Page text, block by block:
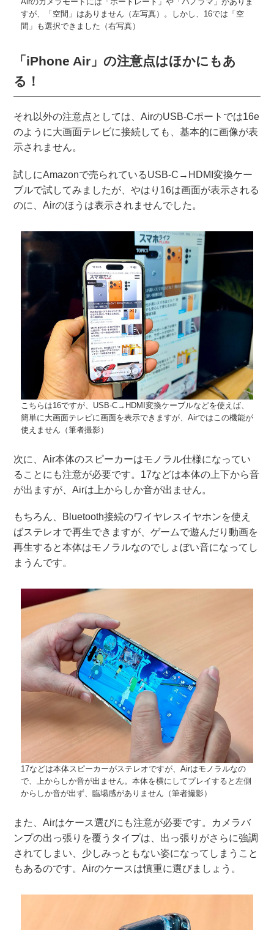
すが、「空間」はありません（左写真）。しかし、16では「空
間」も選択できました（右写真）
「iPhone Air」の注意点はほかにもあ
る！
それ以外の注意点としては、AirのUSB-Cポートでは16e
のように大画面テレビに接続しても、基本的に画像が表
示されません。
試しにAmazonで売られているUSB-C→HDMI変換ケー
ブルで試してみましたが、やはり16は画面が表示される
のに、Airのほうは表示されませんでした。
こちらは16ですが、USB-C→HDMI変換ケーブルなどを使えば、
簡単に大画面テレビに画面を表示できますが、Airではこの機能が
使えません（筆者撮影）
次に、Air本体のスピーカーはモノラル仕様になってい
ることにも注意が必要です。17などは本体の上下から音
が出ますが、Airは上からしか音が出ません。
もちろん、Bluetooth接続のワイヤレスイヤホンを使え
ばステレオで再生できますが、ゲームで遊んだり動画を
再生すると本体はモノラルなのでしょぼい音になってし
まうんです。
17などは本体スピーカーがステレオですが、Airはモノラルなの
で、上からしか音が出ません。本体を横にしてプレイすると左側
からしか音が出ず、臨場感がありません（筆者撮影）
また、Airはケース選びにも注意が必要です。カメラバ
ンプの出っ張りを覆うタイプは、出っ張りがさらに強調
されてしまい、少しみっともない姿になってしまうこと
もあるのです。Airのケースは慎重に選びましょう。